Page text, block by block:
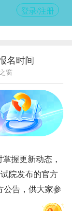
登录/注册
名时间
窗
握更新动态，
院发布的官方
公告，供大家参